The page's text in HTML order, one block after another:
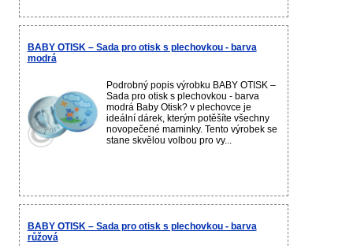
BABY OTISK – Sada pro otisk s plechovkou - barva
modrá
Podrobný popis výrobku BABY OTISK –
Sada pro otisk s plechovkou - barva
modrá Baby Otisk? v plechovce je
ideální dárek, kterým potěšíte všechny
novopečené maminky. Tento výrobek se
stane skvělou volbou pro vy...
BABY OTISK – Sada pro otisk s plechovkou - barva
růžová